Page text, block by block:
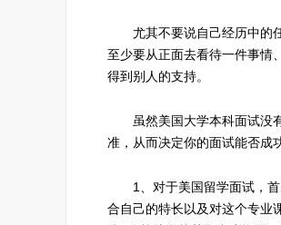
尤其不要说自己经历中的任
至少要从正面去看待一件事情
得到别人的支持。
虽然美国大学本科面试没有
准，从而决定你的面试能否成
1、对于美国留学面试，首
合自己的特长以及对这个专业